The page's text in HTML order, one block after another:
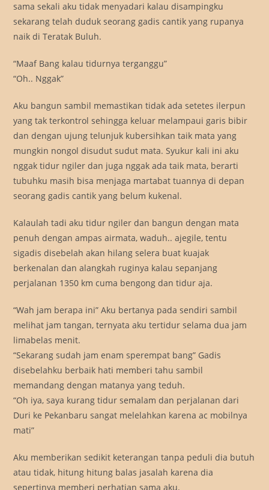
sama sekali aku tidak menyadari kalau disampingku
sekarang telah duduk seorang gadis cantik yang rupanya
naik di Teratak Buluh.
“Maaf Bang kalau tidurnya terganggu”
“Oh.. Nggak”
Aku bangun sambil memastikan tidak ada setetes ilerpun
yang tak terkontrol sehingga keluar melampaui garis bibir
dan dengan ujung telunjuk kubersihkan taik mata yang
mungkin nongol disudut sudut mata. Syukur kali ini aku
nggak tidur ngiler dan juga nggak ada taik mata, berarti
tubuhku masih bisa menjaga martabat tuannya di depan
seorang gadis cantik yang belum kukenal.
Kalaulah tadi aku tidur ngiler dan bangun dengan mata
penuh dengan ampas airmata, waduh.. ajegile, tentu
sigadis disebelah akan hilang selera buat kuajak
berkenalan dan alangkah ruginya kalau sepanjang
perjalanan 1350 km cuma bengong dan tidur aja.
“Wah jam berapa ini” Aku bertanya pada sendiri sambil
melihat jam tangan, ternyata aku tertidur selama dua jam
limabelas menit.
“Sekarang sudah jam enam sperempat bang” Gadis
disebelahku berbaik hati memberi tahu sambil
memandang dengan matanya yang teduh.
“Oh iya, saya kurang tidur semalam dan perjalanan dari
Duri ke Pekanbaru sangat melelahkan karena ac mobilnya
mati”
Aku memberikan sedikit keterangan tanpa peduli dia butuh
atau tidak, hitung hitung balas jasalah karena dia
sepertinya memberi perhatian sama aku.